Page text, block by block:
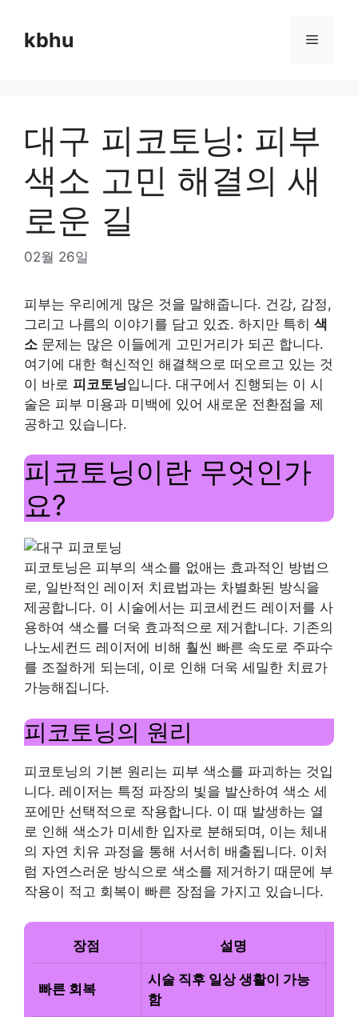
contentkbhu Menu
대구 피코토닝: 피부
색소 고민 해결의 새
로운 길
02월 26일
피부는 우리에게 많은 것을 말해줍니다. 건강, 감정,
그리고 나름의 이야기를 담고 있죠. 하지만 특히 색
소 문제는 많은 이들에게 고민거리가 되곤 합니다.
여기에 대한 혁신적인 해결책으로 떠오르고 있는 것
이 바로 피코토닝입니다. 대구에서 진행되는 이 시
술은 피부 미용과 미백에 있어 새로운 전환점을 제
공하고 있습니다.
피코토닝이란 무엇인가
요?
피코토닝은 피부의 색소를 없애는 효과적인 방법으
로, 일반적인 레이저 치료법과는 차별화된 방식을
제공합니다. 이 시술에서는 피코세컨드 레이저를 사
용하여 색소를 더욱 효과적으로 제거합니다. 기존의
나노세컨드 레이저에 비해 훨씬 빠른 속도로 주파수
를 조절하게 되는데, 이로 인해 더욱 세밀한 치료가
가능해집니다.
피코토닝의 원리
피코토닝의 기본 원리는 피부 색소를 파괴하는 것입
니다. 레이저는 특정 파장의 빛을 발산하여 색소 세
포에만 선택적으로 작용합니다. 이 때 발생하는 열
로 인해 색소가 미세한 입자로 분해되며, 이는 체내
의 자연 치유 과정을 통해 서서히 배출됩니다. 이처
럼 자연스러운 방식으로 색소를 제거하기 때문에 부
작용이 적고 회복이 빠른 장점을 가지고 있습니다.
장점 설명
빠른 회복
시술 직후 일상 생활이 가능
함